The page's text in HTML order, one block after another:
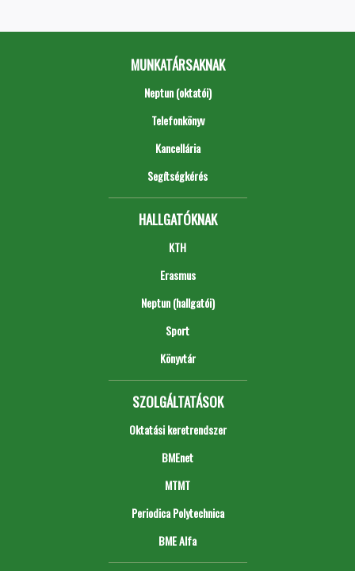
MUNKATÁRSAKNAK
Neptun (oktatói)
Telefonkönyv
Kancellária
Segítségkérés
HALLGATÓKNAK
KTH
Erasmus
Neptun (hallgatói)
Sport
Könyvtár
SZOLGÁLTATÁSOK
Oktatási keretrendszer
BMEnet
MTMT
Periodica Polytechnica
BME Alfa